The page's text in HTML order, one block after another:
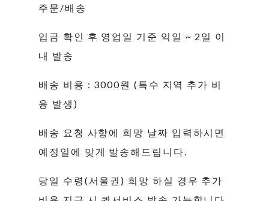
주문/배송
입금 확인 후 영업일 기준 익일 ~ 2일 이
내 발송
배송 비용 : 3000원 (특수 지역 추가 비
용 발생)
배송 요청 사항에 희망 날짜 입력하시면
예정일에 맞게 발송해드립니다.
당일 수령(서울권) 희망 하실 경우 추가